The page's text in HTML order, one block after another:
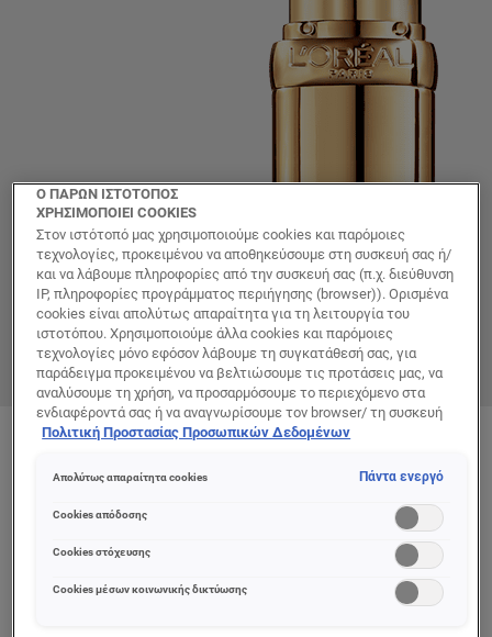
Ο ΠΑΡΩΝ ΙΣΤΟΤΟΠΟΣ
ΧΡΗΣΙΜΟΠΟΙΕΙ COOKIES
Στον ιστότοπό μας χρησιμοποιούμε cookies και παρόμοιες
τεχνολογίες, προκειμένου να αποθηκεύσουμε στη συσκευή σας ή/
και να λάβουμε πληροφορίες από την συσκευή σας (π.χ. διεύθυνση
IP, πληροφορίες προγράμματος περιήγησης (browser)). Ορισμένα
cookies είναι απολύτως απαραίτητα για τη λειτουργία του
ιστοτόπου. Χρησιμοποιούμε άλλα cookies και παρόμοιες
τεχνολογίες μόνο εφόσον λάβουμε τη συγκατάθεσή σας, για
παράδειγμα προκειμένου να βελτιώσουμε τις προτάσεις μας, να
αναλύσουμε τη χρήση, να προσαρμόσουμε το περιεχόμενο στα
ενδιαφέροντά σας ή να αναγνωρίσουμε τον browser/ τη συσκευή
σας για τη δημιουργία προφίλ με τα ενδιαφέροντά σας και να σας
διαδικτυακές προτάσεις. Μπορείτε να αποδεχθείτε cookies τα
(«Απόρριψη όλων») ή να ρυθμίσετε και να αποθηκεύσετε τις
επιλογές σας («Αποθήκευση επιλογών»). Μπορείτε επίσης, ανά
πάσα στιγμή, να ελέγξετε και να ρυθμίσετε εκ νέου τις επιλογές
Περισσότερες πληροφορίες μπορείτε να βρείτε στην
Πολιτική Προστασίας Προσωπικών Δεδομένων
Απολύτως απαραίτητα cookies Πάντα ενεργό
Cookies απόδοσης
Cookies στόχευσης
Cookies μέσων κοινωνικής δικτύωσης